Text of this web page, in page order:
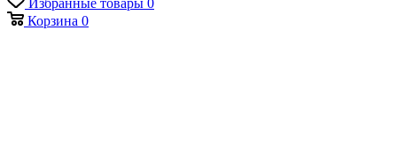
Избранные товары 0
Корзина 0